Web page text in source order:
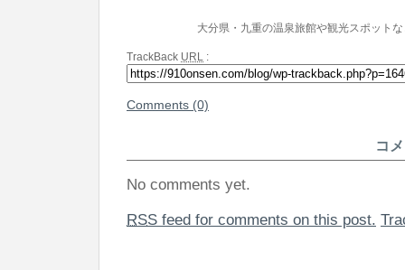
大分県・九重の温泉旅館や観光スポット
TrackBack URL :
Comments (0)
コ
No comments yet.
RSS feed for comments on this post.